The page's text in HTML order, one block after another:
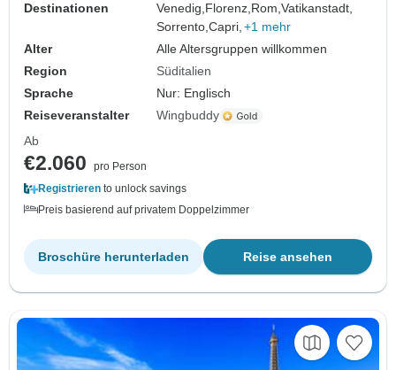
Destinationen
Venedig, Florenz, Rom,Vatikanstadt,
Sorrento,Capri, +1 mehr
Alter
Alle Altersgruppen willkommen
Region
Süditalien
Sprache
Nur: Englisch
Reiseveranstalter
Wingbuddy
Ab
€2.060
pro Person
Registrieren to unlock savings
Preis basierend auf privatem Doppelzimmer
Reise ansehen
Broschüre herunterladen